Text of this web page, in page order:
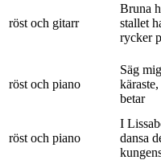
röst och gitarr
Bruna
stallet
rycker
röst och piano
Säg
betar
röst och piano
I
dansa